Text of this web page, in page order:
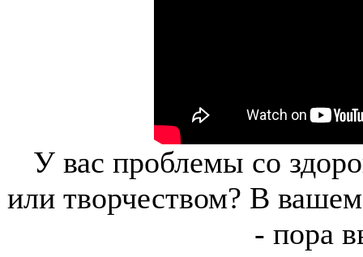
У вас проблемы со
или творчеством? В
- пора